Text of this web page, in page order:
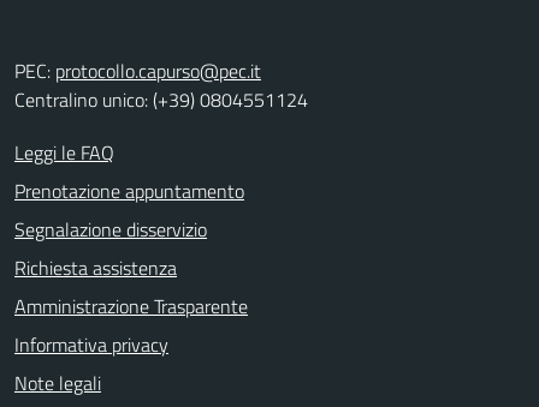
PEC: protocollo.capurso@pec.it
Centralino unico: (+39) 0804551124
Leggi le FAQ
Prenotazione appuntamento
Segnalazione disservizio
Richiesta assistenza
Amministrazione Trasparente
Informativa privacy
Note legali